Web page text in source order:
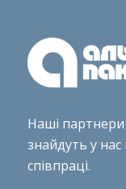
Наші
знайдуть у
співпраці.